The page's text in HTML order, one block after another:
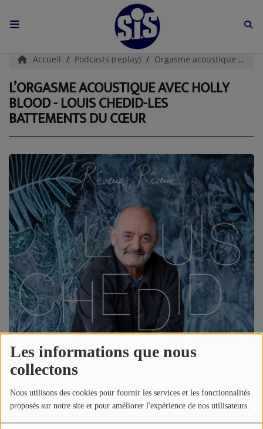
Les informations que nous
collectons
Nous utilisons des cookies pour fournir les services et les fonctionnalités
proposés sur notre site et pour améliorer l'expérience de nos utilisateurs.
ACCUEIL
L'HISTOIRE DE S.I.S
BOUTIQUE
PODCASTS (CATALOGUE)
L'ÉQUIPE
Contact
CONTACTEZ-NOUS
A PROPOS DE NOUS
Accueil Podcasts (replay) Orgasme acoustique
L’ORGASME ACOUSTIQUE AVEC HOLLY
BLOOD - LOUIS CHEDID-LES
BATTEMENTS DU CŒUR
20 novembre 2024 - 16:49- 1994 vues